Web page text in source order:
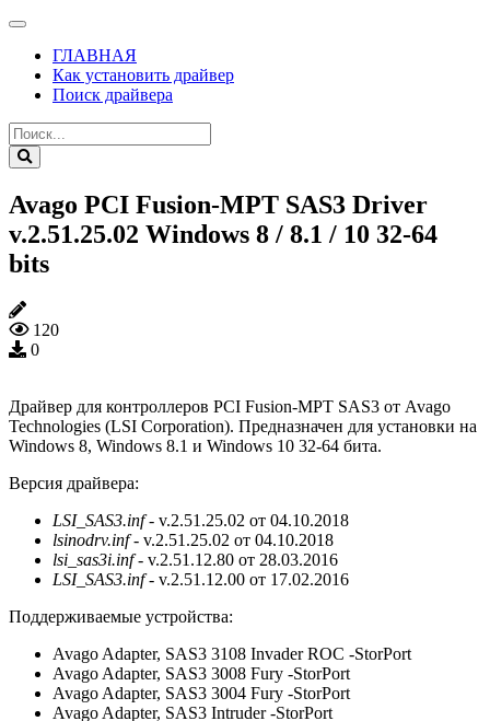
ГЛАВНАЯ
Как установить драйвер
Поиск драйвера
Avago PCI Fusion-MPT SAS3 Driver
v.2.51.25.02 Windows 8 / 8.1 / 10 32-64
bits
120
0
Драйвер для контроллеров PCI Fusion-MPT SAS3 от Avago
Technologies (LSI Corporation). Предназначен для установки на
Windows 8, Windows 8.1 и Windows 10 32-64 бита.
Версия драйвера:
LSI_SAS3.inf- v.2.51.25.02 от 04.10.2018
lsinodrv.inf- v.2.51.25.02 от 04.10.2018
lsi_sas3i.inf- v.2.51.12.80 от 28.03.2016
LSI_SAS3.inf- v.2.51.12.00 от 17.02.2016
Поддерживаемые устройства:
Avago Adapter, SAS3 3108 Invader ROC -StorPort
Avago Adapter, SAS3 3008 Fury -StorPort
Avago Adapter, SAS3 3004 Fury -StorPort
Avago Adapter, SAS3 Intruder -StorPort